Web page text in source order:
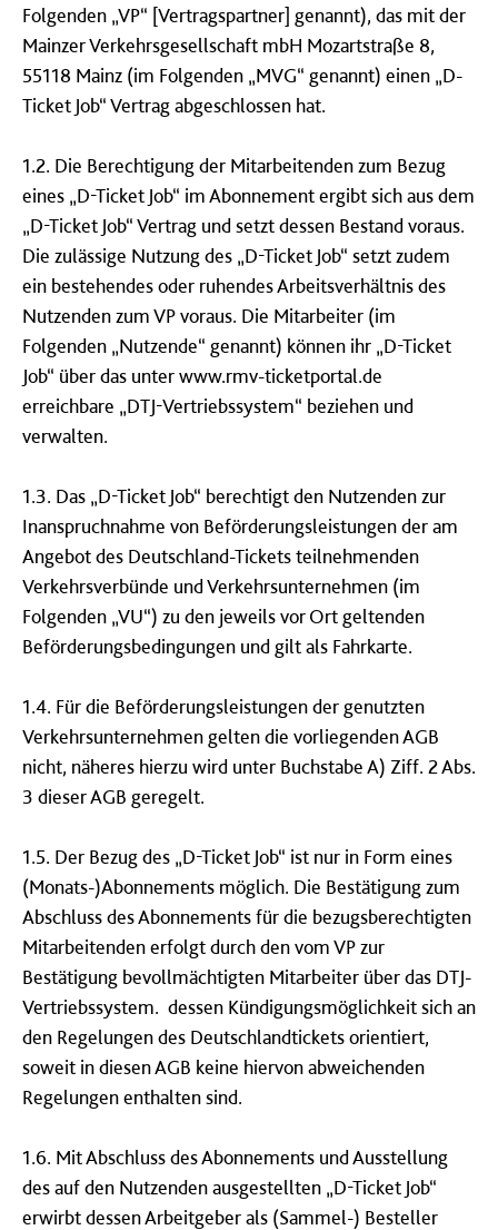
Folgenden „VP“ [Vertragspartner] genannt), das mit der
Mainzer Verkehrsgesellschaft mbH Mozartstraße 8,
55118 Mainz (im Folgenden „MVG“ genannt) einen „D-
Ticket Job“ Vertrag abgeschlossen hat.
1.2. Die Berechtigung der Mitarbeitenden zum Bezug
eines „D-Ticket Job“ im Abonnement ergibt sich aus dem
„D-Ticket Job“ Vertrag und setzt dessen Bestand voraus.
Die zulässige Nutzung des „D-Ticket Job“ setzt zudem
ein bestehendes oder ruhendes Arbeitsverhältnis des
Nutzenden zum VP voraus. Die Mitarbeiter (im
Folgenden „Nutzende“ genannt) können ihr „D-Ticket
Job“ über das unter www.rmv-ticketportal.de
erreichbare „DTJ-Vertriebssystem“ beziehen und
verwalten.
1.3. Das „D-Ticket Job“ berechtigt den Nutzenden zur
Inanspruchnahme von Beförderungsleistungen der am
Angebot des Deutschland-Tickets teilnehmenden
Verkehrsverbünde und Verkehrsunternehmen (im
Folgenden „VU“) zu den jeweils vor Ort geltenden
Beförderungsbedingungen und gilt als Fahrkarte.
1.4. Für die Beförderungsleistungen der genutzten
Verkehrsunternehmen gelten die vorliegenden AGB
nicht, näheres hierzu wird unter Buchstabe A) Ziff. 2 Abs.
3 dieser AGB geregelt.
1.5. Der Bezug des „D-Ticket Job“ ist nur in Form eines
(Monats-)Abonnements möglich. Die Bestätigung zum
Abschluss des Abonnements für die bezugsberechtigten
Mitarbeitenden erfolgt durch den vom VP zur
Bestätigung bevollmächtigten Mitarbeiter über das DTJ-
Vertriebssystem. dessen Kündigungsmöglichkeit sich an
den Regelungen des Deutschlandtickets orientiert,
soweit in diesen AGB keine hiervon abweichenden
Regelungen enthalten sind.
1.6. Mit Abschluss des Abonnements und Ausstellung
des auf den Nutzenden ausgestellten „D-Ticket Job“
erwirbt dessen Arbeitgeber als (Sammel-) Besteller